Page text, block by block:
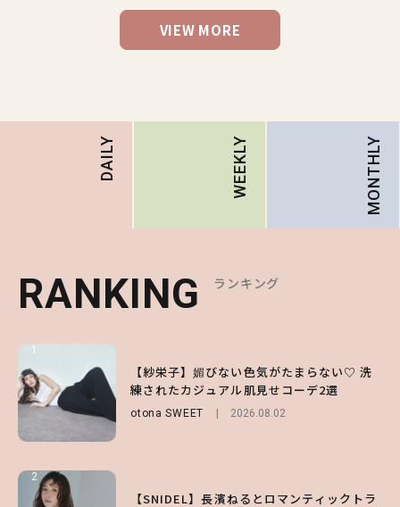
VIEW MORE
DAILY WEEKLY MONTHLY
RANKING ランキング
1
【紗栄子】媚びない色気がたまらない♡ 洗
練されたカジュアル肌見せコーデ2選
otona SWEET 2026.08.02
2
【SNIDEL】長濱ねるとロマンティックトラ
RANKING ランキング
1
【ハローキティ】がスシローと初コラボ♡
第1弾の気になるメニュー＆限定グッズを総
チェック！
2026.07.31
2
【大原優乃】夏メイクはプレイフルに！ドキ
RANKING ランキング
1
【SNIDEL】長濱ねるとロマンティックトラ
ッドな秋はじめ｜2026秋の新作コーデ4選
FASHION Sponsored 2026.07.10
2
【付録】総柄ハローキティが可愛すぎ♡ 紀